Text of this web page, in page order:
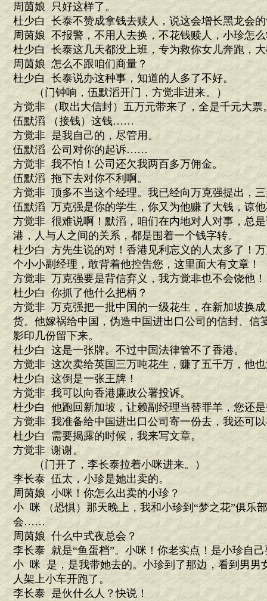
周茵娘 只好这样了。
杜少白 长泰不赞成拿钱去赎人，说这会增长黑龙会
周茵娘 不报警，不用人去换，不花钱赎人，小珍怎
杜少白 长泰这几天都没上班，专为救你女儿奔跑，
周茵娘 怎么不跟咱们商量？
杜少白 长泰说办这种事，知道的人多了不好。
（门钟响，伍默滔开门，方觉非进来。）
方觉非 （取出大信封）五万元带来了，全是千元大票
伍默滔 （接钱）这钱……
方觉非 是我自己的，尽管用。
伍默滔 公司对你的起诉……
方觉非 我不怕！公司还欠我两百多万佣金。
伍默滔 拖下去对你不利啊。
方觉非 顶多不当这个经理。我已经向万克强提出，
伍默滔 万克强是你的学生，你又为他赚了大钱，谅
方觉非 很难说啊！默滔，咱们在内地对人对事，总
港，人与人之间的关系，都是围着一个钱字转。
杜少白 方先生说的对！香港见利忘义的人太多了！
个小小副经理，敢背着他控告您，这里面大有文章！
方觉非 万克强要是背信弃义，我方觉非也不会饶他！
杜少白 你抓了他什么把柄？
方觉非 万克强把一批中国的一级花生，在新加坡换
货。他嫁祸给中国，伪造中国进出口公司的信封、信
影印几份留下来。
杜少白 这是一张牌。不过中国法律管不了香港。
方觉非 这次卖给英国三万吨花生，赚了五千万，他
杜少白 这倒是一张王牌！
方觉非 我可以向香港廉政公署投诉。
杜少白 他跑回新加坡，让赖副经理当替罪羊，您还
方觉非 我准备给中国进出口公司寄一份去，我还可
杜少白 需要揭露的时候，我来写文章。
方觉非 谢谢。
（门开了，李长泰拉着小咪进来。）
李长泰 伍太，小珍是她出卖的。
周茵娘 小咪！你怎么出卖的小珍？
小 咪 （恐惧）那天晚上，我和小珍到“梦之花”俱乐
会……
周茵娘 什么中式夜总会？
李长泰 就是“鱼蛋档”。小咪！你老实点！是小珍自
小 咪 是，是我带她去的。小珍到了那边，看到男男
人架上小车开跑了。
李长泰 是伙什么人？快说！